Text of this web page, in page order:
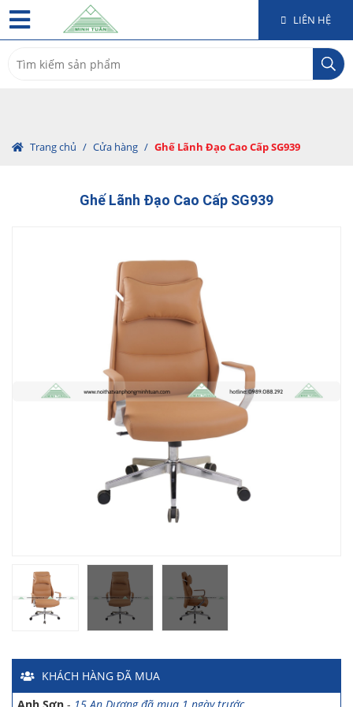
LIÊN HỆ
for:
Trang chủ / Cửa hàng / Ghế Lãnh Đạo Cao Cấp SG939
Ghế Lãnh Đạo Cao Cấp SG939
KHÁCH HÀNG ĐÃ MUA
Chị Hồng Anh
46 Tăng Bạt Hổ đã mua 2 giờ trước
Anh Quang
51 Ngô Quyền đã mua 4 giờ trước
Chị Nghi
47 Mai Hắc Đế đã mua 5 giờ trước
Yên Viên - Đông Anh đã mua 2 ngày trước
Chị Mai
-
Khu biệt thự Vincom Đường Hoa Lan đã mua 2 giờ
trước